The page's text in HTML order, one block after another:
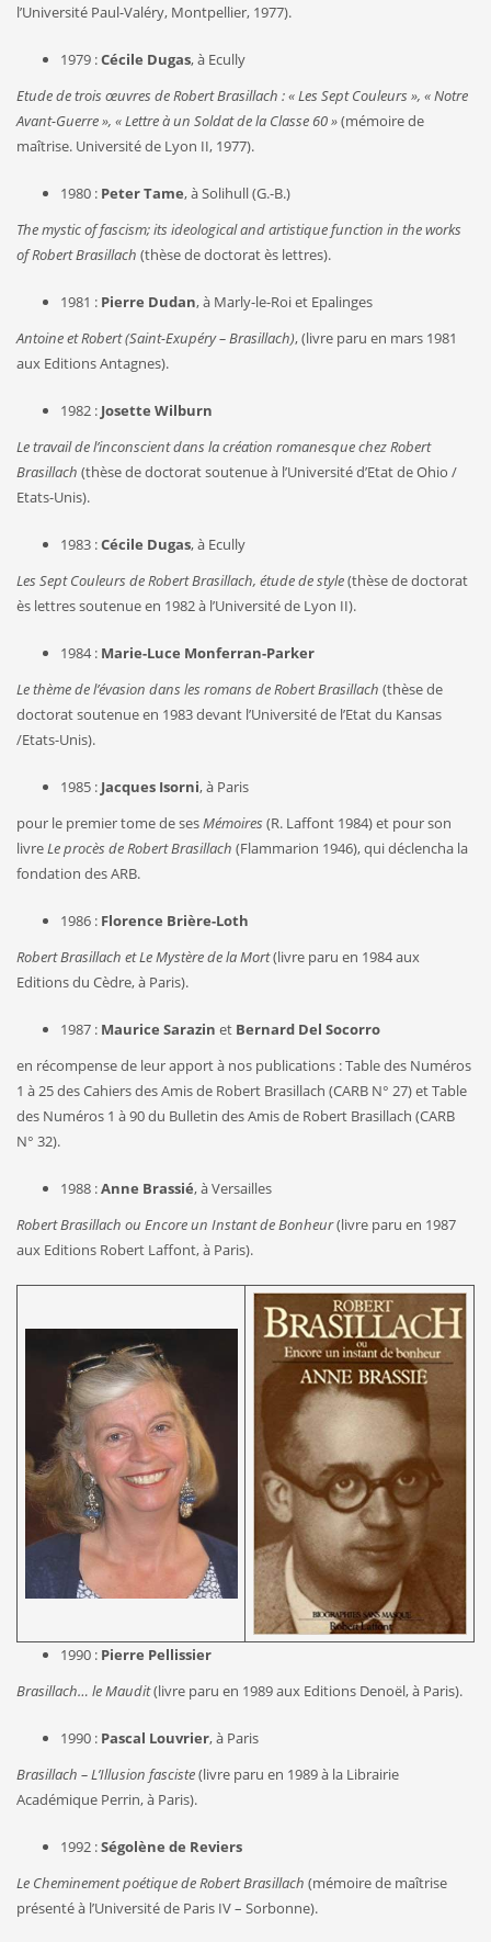
l’Université Paul-Valéry, Montpellier, 1977).
1979 :Cécile Dugas, à Ecully
Etude de trois œuvres de Robert Brasillach : « Les Sept Couleurs », « Notre
Avant-Guerre », « Lettre à un Soldat de la Classe 60 »(mémoire de
maîtrise. Université de Lyon II, 1977).
1980 : Peter Tame, à Solihull (G.-B.)
The mystic of fascism; its ideological and artistique function in the works
of Robert Brasillach (thèse de doctorat ès lettres).
1981 : Pierre Dudan, à Marly-le-Roi et Epalinges
Antoine et Robert (Saint-Exupéry – Brasillach), (livre paru en mars 1981
aux Editions Antagnes).
1982 : Josette Wilburn
Le travail de l’inconscient dans la création romanesque chez Robert
Brasillach (thèse de doctorat soutenue à l’Université d’Etat de Ohio /
Etats-Unis).
1983 :Cécile Dugas, à Ecully
Les Sept Couleurs de Robert Brasillach, étude de style(thèse de doctorat
ès lettres soutenue en 1982 à l’Université de Lyon II).
1984 : Marie-Luce Monferran-Parker
Le thème de l’évasion dans les romans de Robert Brasillach (thèse de
doctorat soutenue en 1983 devant l’Université de l’Etat du Kansas
/Etats-Unis).
1985 : Jacques Isorni, à Paris
pour le premier tome de sesMémoires (R. Laffont 1984) et pour son
livre Le procès de Robert Brasillach (Flammarion 1946), qui déclencha la
fondation des ARB.
1986 : Florence Brière-Loth
Robert Brasillach et Le Mystère de la Mort(livre paru en 1984 aux
Editions du Cèdre, à Paris).
1987 : Maurice Sarazin et Bernard Del Socorro
en récompense de leur apport à nos publications : Table des Numéros
1 à 25 des Cahiers des Amis de Robert Brasillach (CARB N° 27) et Table
des Numéros 1 à 90 du Bulletin des Amis de Robert Brasillach (CARB
N° 32).
1988 :Anne Brassié, à Versailles
Robert Brasillach ou Encore un Instant de Bonheur(livre paru en 1987
aux Editions Robert Laffont, à Paris).
1990 : Pierre Pellissier
Brasillach… le Maudit(livre paru en 1989 aux Editions Denoël, à Paris).
1990 : Pascal Louvrier, à Paris
Brasillach – L’Illusion fasciste(livre paru en 1989 à la Librairie
Académique Perrin, à Paris).
1992 :Ségolène de Reviers
Le Cheminement poétique de Robert Brasillach (mémoire de maîtrise
présenté à l’Université de Paris IV – Sorbonne).